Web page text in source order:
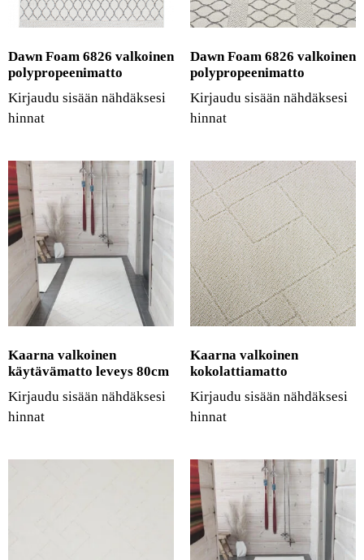
Dawn Foam 6826 valkoinen
polypropeenimatto
Kirjaudu sisään nähdäksesi
hinnat
Dawn Foam 6826 valkoinen
polypropeenimatto
Kirjaudu sisään nähdäksesi
hinnat
Kaarna valkoinen
käytävämatto leveys 80cm
Kirjaudu sisään nähdäksesi
hinnat
Kaarna valkoinen
kokolattiamatto
Kirjaudu sisään nähdäksesi
hinnat